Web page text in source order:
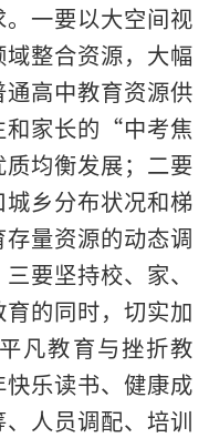
一要以大空间视
整合资源，大幅
高中教育资源供
和家长的“中考焦
均衡发展；二要
乡分布状况和梯
量资源的动态调
要坚持校、家、
的同时，切实加
凡教育与挫折教
乐读书、健康成
人员调配、培训